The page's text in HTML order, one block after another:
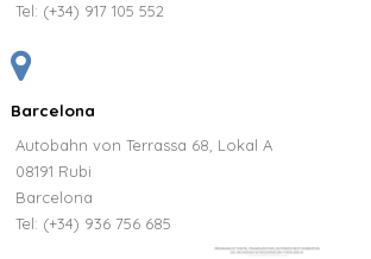
Tel: (+34) 917 105 552
Barcelona
Autobahn von Terrassa 68, Lokal A
08191 Rubi
Barcelona
Tel: (+34) 936 756 685